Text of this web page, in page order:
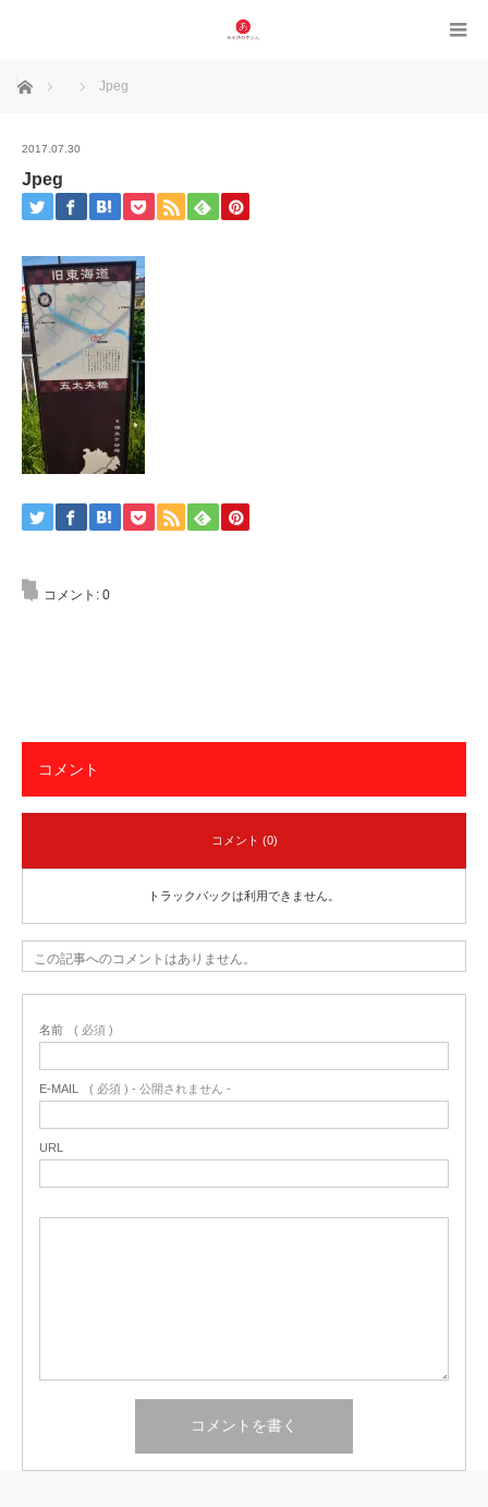
ホーム Jpeg
2017.07.30
Jpeg
コメント: 0
コメント
コメント (0)
トラックバックは利用できません。
この記事へのコメントはありません。
名前 ( 必須 )
E-MAIL ( 必須 ) - 公開されません -
URL